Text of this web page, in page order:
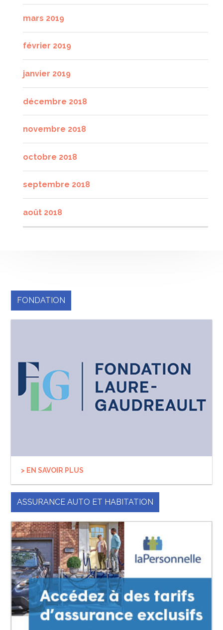
mars 2019
février 2019
janvier 2019
décembre 2018
novembre 2018
octobre 2018
septembre 2018
août 2018
FONDATION
> EN SAVOIR PLUS
ASSURANCE AUTO ET HABITATION